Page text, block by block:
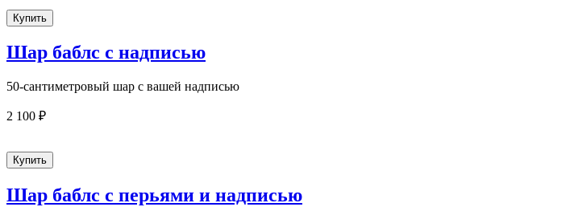
Шар баблс с надписью
50-сантиметровый шар с вашей надписью
2 100 ₽
Шар баблс с перьями и надписью